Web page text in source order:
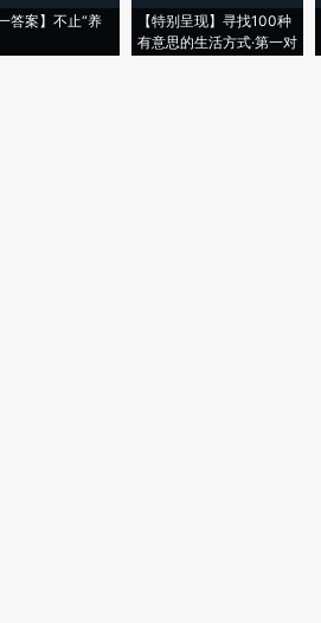
答案】不止“养
【特别呈现】寻找100种
有意思的生活方式·第一对